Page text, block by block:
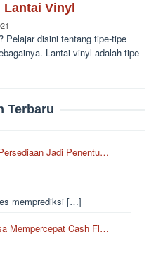
Vinyl
Pelajar disini tentang tipe-tipe
Lantai vinyl adalah tipe
Terbaru
Jadi Penentu…
memprediksi […]
Mempercepat Cash Fl…